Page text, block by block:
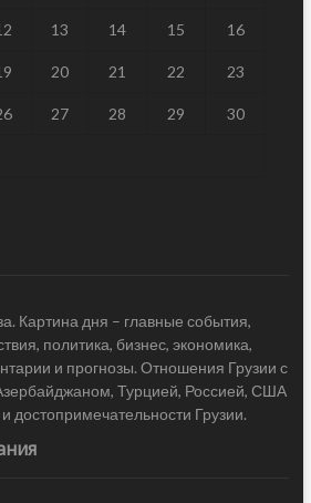
13 14 15 16
20 21 22 23
27 28 29 30
Картина дня – главные события,
политика, бизнес, экономика,
и прогнозы. Отношения Грузии с
Турцией, Россией, США
достопримечательности Грузии.